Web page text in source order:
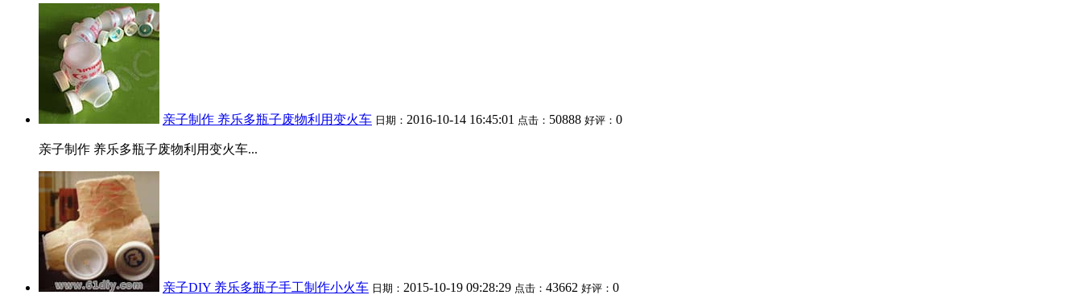
挂饰
铃铛
蜡烛
亲子制作 养乐多瓶子废物利用变火车 日期： 2016-10-14 16:45:01 点击： 50888 好评： 0
亲子制作 养乐多瓶子废物利用变火车...
亲子DIY 养乐多瓶子手工制作小火车 日期： 2015-10-19 09:28:29 点击： 43662 好评： 0